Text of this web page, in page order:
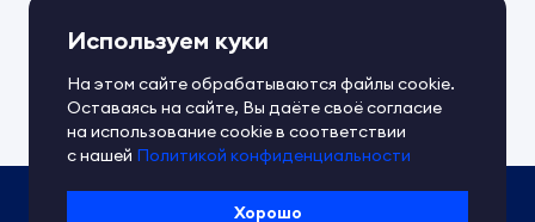
О сервисе
Документы IPEX Справочный центр
Контакты Обратная связь
Политика IPEX по обработке ПД
Используем куки
На этом сайте обрабатываются файлы cookie.
Оставаясь на сайте, Вы даёте своё согласие
на использование cookie в соответствии
с нашей Политикой конфиденциальности
Хорошо